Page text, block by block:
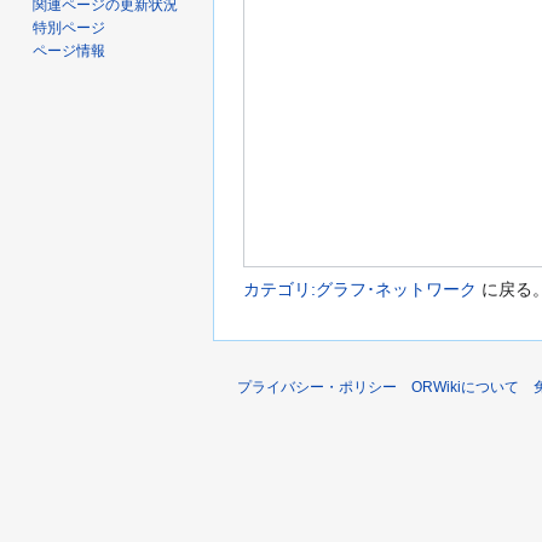
カテゴリ:グラフ･ネットワーク に戻る。
関連ページの更新状況
特別ページ
ページ情報
プライバシー・ポリシー ORWikiについて